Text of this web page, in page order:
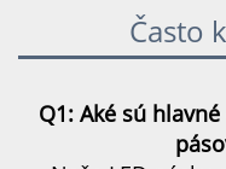
Často
Q1: Aké sú